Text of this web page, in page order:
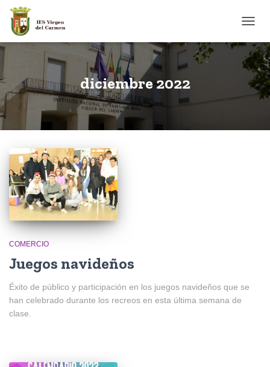
diciembre 2022
COMERCIO
Juegos navideños
Éxito de público y participación en los juegos navideños que se
han celebrado durante los recreos en esta última semana de
clase.